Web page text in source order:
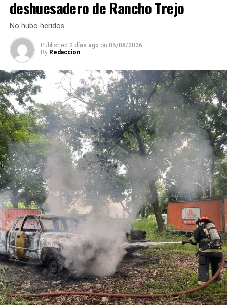
Durante la inspección, los efectivos localizaron diversas
dosis de droga presuntamente destinadas al
narcomenudeo, por lo que los policías fueron
asegurados y puestos a disposición de la Fiscalía
Regional para el inicio de las investigaciones
correspondientes.
Tras varios meses de proceso penal, el juez consideró
acreditada la responsabilidad de Anselmo “N”, Jesús “N”,
Diego “N”, Lauro Arturo “N”, Dana Natalia “N” y
Bonifacio “N”, imponiéndoles una pena de cuatro años y
nueve meses de prisión.
Los ahora sentenciados formaban parte de la Policía
Municipal de Coscomatepec durante la administración
del alcalde de Movimiento Ciudadano, Armando Reyes
Muñoz, y permanecerán recluidos en el Centro de
Reinserción Social de Mediana Seguridad de La Toma, en
Amatlán de los Reyes, donde cumplirán la condena.
Aunque durante el operativo fueron detenidos siete
policías municipales, la sentencia dada a conocer
corresponde únicamente a seis de ellos. Hasta el
momento, las autoridades no han informado la situación
jurídica del séptimo implicado.
deshuesadero de Rancho Trejo
No hubo heridos
Published 2 días ago on 05/08/2026
By Redaccion